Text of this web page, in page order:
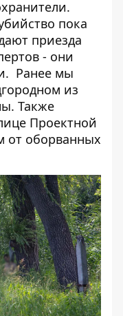
пока
приезда
- они
Ранее мы
из
. Также
Проектной
от оборванных